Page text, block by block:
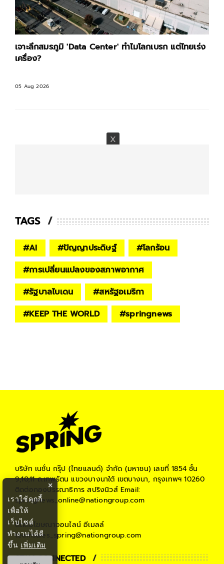
เจาะลึกสมรภูมิ 'Data Center' ทำไมโลกเบรก แต่ไทยเร่ง
เครื่อง?
05 Aug 2026
TAGS
#AI #ปัญญาประดิษฐ์ #โลกร้อน
#การเปลี่ยนแปลงของสภาพอากาศ
#รัฐบาลไบเดน #สหรัฐอเมริกา
#KEEP THE WORLD #springnews
บริษัท เนชั่น กรุ๊ป (ไทยแลนด์) จำกัด (มหาชน) เลขที่ 1854 ชั้น
9,10,11 ถ.เทพรัตน แขวงบางนาใต้ เขตบางนา, กรุงเทพฯ 10260
ติดต่อกองบรรณาธิการ สปริงนิวส์Email:
springnews_online@nationgroup.com
ติดต่อโฆษณาออนไลน์ อีเมลล์
teamsales_spring@nationgroup.com
STAY CONNECTED
×
เราใช้คุกกี้
เพื่อให้
เว็บไซต์
ทำงานได้ดี
ขึ้น เพิ่มเติม